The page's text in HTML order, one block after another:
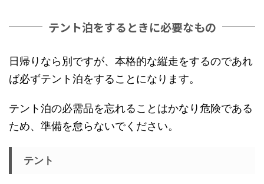
テント泊をするときに必要なもの
日帰りなら別ですが、本格的な縦走をするのであれ
ば必ずテント泊をすることになります。
テント泊の必需品を忘れることはかなり危険である
ため、準備を怠らないでください。
テント